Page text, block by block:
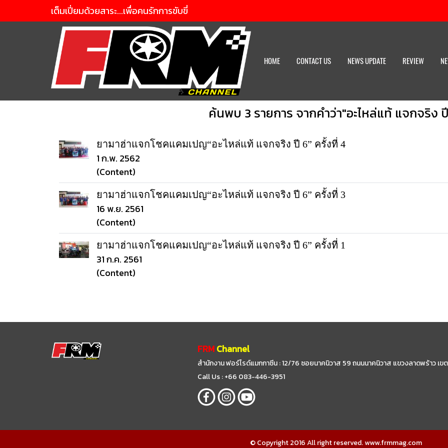
เต็มเปี่ยมด้วยสาระ...เพื่อคนรักการขับขี่
HOME CONTACT US NEWS UPDATE REVIEW
ค้นพบ 3 รายการ จากคำว่า"อะไหล่แท้ แจกจริง
ยามาฮ่าแจกโชคแคมเปญ“อะไหล่แท้ แจกจริง ปี 6” ครั้งที่ 4
1 ก.พ. 2562
(Content)
ยามาฮ่าแจกโชคแคมเปญ“อะไหล่แท้ แจกจริง ปี 6” ครั้งที่ 3
16 พ.ย. 2561
(Content)
ยามาฮ่าแจกโชคแคมเปญ“อะไหล่แท้ แจกจริง ปี 6” ครั้งที่ 1
31 ก.ค. 2561
(Content)
FRM Channel
สำนักงาน ฟอร์ไรด์แมกกาซีน : 12/76 ซอยนาคนิวาส 59ถนนนาคนิวาส แขวงลาดพร้าว เข
Call Us : +66 083-446-3951
© Copyright 2016 All right reserved. www.frmmag.com